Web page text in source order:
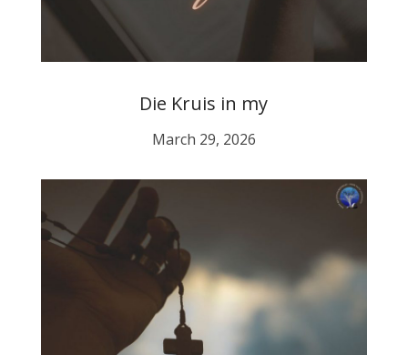
Die Kruis in my
March 29, 2026